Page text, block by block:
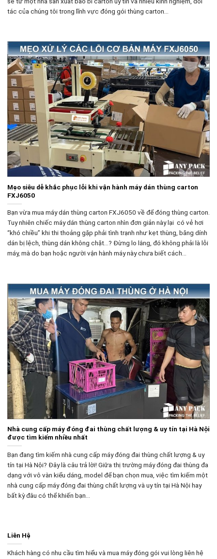
tác của chúng tôi trong lĩnh vực đóng gói thùng carton…
Mẹo siêu dễ khắc phục lỗi khi vận hành máy dán thùng carton
FXJ6050
Bạn vừa mua máy dán thùng carton FXJ6050 về để đóng thùng carton.
Tuy nhiên chiếc máy dán thùng carton nhìn đơn giản này lại có vẻ hơi
“khó chiều” khi thi thoảng gặp phải tình trạnh như kẹt thùng, băng dính
dán bị lệch, thùng dán không chặt…? Đừng lo lắng, đó không phải là lỗi
máy, mà do bạn hoặc người vận hành máy này chưa biết cách…
Nhà cung cấp máy đóng đai thùng chất lượng & uy tín tại Hà Nội
được tìm kiếm nhiều nhất
Bạn đang tìm kiếm nhà cung cấp máy đóng đai thùng chất lượng & uy
tín tại Hà Nội? Đây là câu trả lời! Giữa thị trường máy đóng đai thùng đa
dạng với vô vàn kiểu dáng, model để bạn chọn mua, việc tìm kiếm một
nhà cung cấp máy đóng đai thùng chất lượng và uy tín tại Hà Nội hay
bất kỳ đâu có thể khiến bạn…
Liên Hệ
Khách hàng có nhu cầu tìm hiểu và mua máy đóng gói vui lòng liên hệ